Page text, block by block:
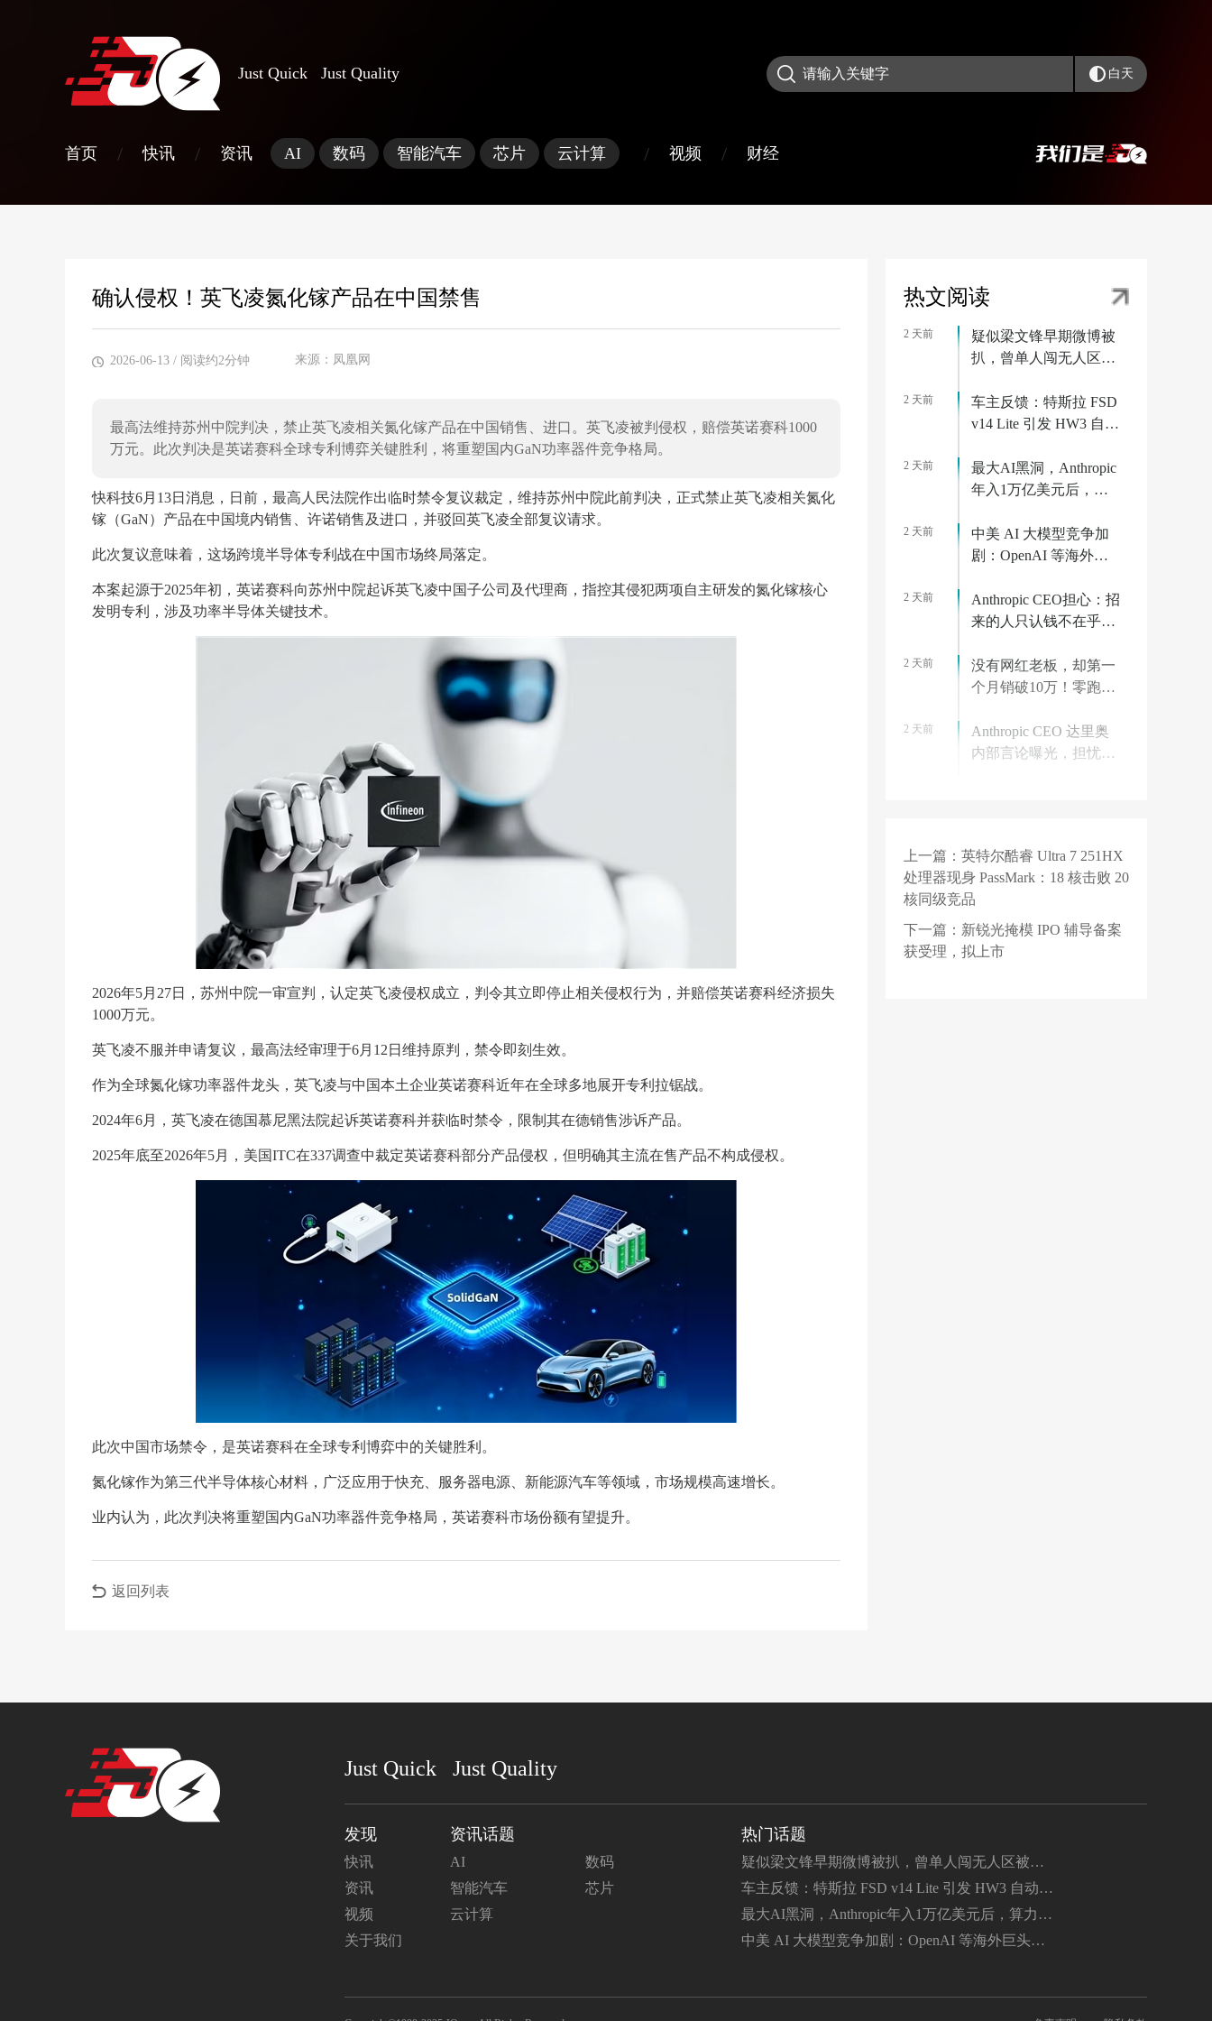
Just Quick Just Quality 白天
首页 / 快讯 / 资讯 AI 数码 智能汽车 芯片 云计算 / 视频 / 财经
确认侵权！英飞凌氮化镓产品在中国禁售
2026-06-13 / 阅读约2分钟 来源：凤凰网
最高法维持苏州中院判决，禁止英飞凌相关氮化镓产品在中国销售、进口。英飞凌被判侵权，赔偿英诺赛科1000
万元。此次判决是英诺赛科全球专利博弈关键胜利，将重塑国内GaN功率器件竞争格局。
快科技6月13日消息，日前，最高人民法院作出临时禁令复议裁定，维持苏州中院此前判决，正式禁止英飞凌相关氮化
镓（GaN）产品在中国境内销售、许诺销售及进口，并驳回英飞凌全部复议请求。
此次复议意味着，这场跨境半导体专利战在中国市场终局落定。
本案起源于2025年初，英诺赛科向苏州中院起诉英飞凌中国子公司及代理商，指控其侵犯两项自主研发的氮化镓核心
发明专利，涉及功率半导体关键技术。
2026年5月27日，苏州中院一审宣判，认定英飞凌侵权成立，判令其立即停止相关侵权行为，并赔偿英诺赛科经济损失
1000万元。
英飞凌不服并申请复议，最高法经审理于6月12日维持原判，禁令即刻生效。
作为全球氮化镓功率器件龙头，英飞凌与中国本土企业英诺赛科近年在全球多地展开专利拉锯战。
2024年6月，英飞凌在德国慕尼黑法院起诉英诺赛科并获临时禁令，限制其在德销售涉诉产品。
2025年底至2026年5月，美国ITC在337调查中裁定英诺赛科部分产品侵权，但明确其主流在售产品不构成侵权。
此次中国市场禁令，是英诺赛科在全球专利博弈中的关键胜利。
氮化镓作为第三代半导体核心材料，广泛应用于快充、服务器电源、新能源汽车等领域，市场规模高速增长。
业内认为，此次判决将重塑国内GaN功率器件竞争格局，英诺赛科市场份额有望提升。
返回列表
热文阅读
2 天前
疑似梁文锋早期微博被
扒，曾单人闯无人区被
2 天前
车主反馈：特斯拉 FSD
v14 Lite 引发 HW3 自动
2 天前
最大AI黑洞，Anthropic
年入1万亿美元后，算
2 天前
中美 AI 大模型竞争加
剧：OpenAI 等海外巨
DeepSeek
2 天前
Anthropic CEO担心：招
来的人只认钱不在乎使
2 天前
没有网红老板，却第一
个月销破10万！零跑打
2 天前
Anthropic CEO 达里奥
内部言论曝光，担忧员
选人
2 天前
旧车残值堪比废铁，我
拿什么去换新车？
1 天前
【招聘】爱科微2027届
校园招聘正式启动！
上一篇： 英特尔酷睿 Ultra 7 251HX
处理器现身 PassMark：18 核击败 20
核同级竞品
下一篇： 新锐光掩模 IPO 辅导备案
获受理，拟上市
Just Quick Just Quality
发现
快讯
资讯
视频
关于我们
资讯话题
AI
数码
智能汽车
芯片
云计算
热门话题
疑似梁文锋早期微博被扒，曾单人闯无人区被困
一周
车主反馈：特斯拉 FSD v14 Lite 引发 HW3 自动驾
驶电脑过热故障
最大AI黑洞，Anthropic年入1万亿美元后，算力价
格狂飙10倍
中美 AI 大模型竞争加剧：OpenAI 等海外巨头大